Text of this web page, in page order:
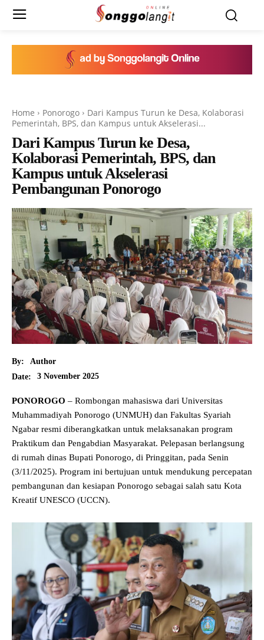
Home Ponorogo
Dari Kampus Turun ke Desa, Kolaborasi
Pemerintah, BPS, dan Kampus untuk Akselerasi...
Dari Kampus Turun ke Desa,
Kolaborasi Pemerintah, BPS, dan
Kampus untuk Akselerasi
Pembangunan Ponorogo
By:
Author
Date:
3 November 2025
PONOROGO – Rombongan mahasiswa dari Universitas
Muhammadiyah Ponorogo (UNMUH) dan Fakultas Syariah
Ngabar resmi diberangkatkan untuk melaksanakan program
Praktikum dan Pengabdian Masyarakat. Pelepasan berlangsung
di rumah dinas Bupati Ponorogo, di Pringgitan, pada Senin
(3/11/2025). Program ini bertujuan untuk mendukung percepatan
pembangunan dan kesiapan Ponorogo sebagai salah satu Kota
Kreatif UNESCO (UCCN).